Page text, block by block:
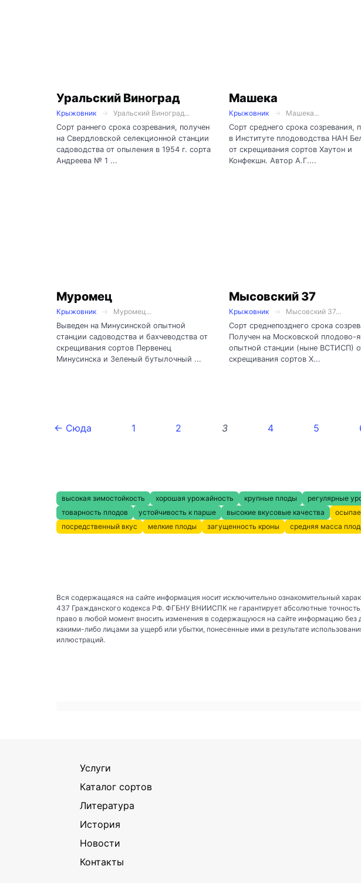
Уральский Виноград
Крыжовник
Уральский Виноград...
Сорт раннего срока созревания, получен
на Свердловской селекционной станции
садоводства от опыления в 1954 г. сорта
Андреева № 1 ...
Машека
Крыжовник
Машека...
Сорт среднего срока созревания,
в Институте плодоводства НАН
от скрещивания сортов Хаутон и
Конфекшн. Автор А.Г....
Муромец
Крыжовник
Муромец...
Выведен на Минусинской опытной
станции садоводства и бахчеводства от
скрещивания сортов Первенец
Минусинска и Зеленый бутылочный ...
Мысовский 37
Крыжовник
Мысовский 37...
Сорт среднепозднего срока
Получен на Московской плодово-
опытной станции (ныне ВСТИСП)
скрещивания сортов Х...
← Сюда 1 2 3 4 5
высокая зимостойкость хорошая урожайность крупные плоды регулярные
товарность плодов
устойчивость к парше высокие вкусовые качества
посредственный вкус
мелкие плоды загущенность кроны средняя масса
Вся содержащаяся на сайте информация носит исключительно ознакомительный
437 Гражданского кодекса РФ. ФГБНУ ВНИИСПК не гарантирует абсолютные
право в любой момент вносить изменения в содержащуюся на сайте информацию
какими-либо лицами за ущерб или убытки, понесенные ими в результате
иллюстраций.
Услуги
Каталог сортов
Литература
История
Новости
Контакты